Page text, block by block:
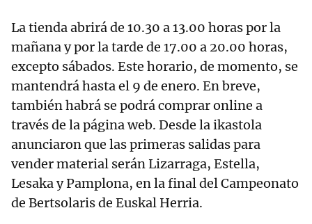
La tienda abrirá de 10.30 a 13.00 horas por la
mañana y por la tarde de 17.00 a 20.00 horas,
excepto sábados. Este horario, de momento, se
mantendrá hasta el 9 de enero. En breve,
también habrá se podrá comprar online a
través de la página web. Desde la ikastola
anunciaron que las primeras salidas para
vender material serán Lizarraga, Estella,
Lesaka y Pamplona, en la final del Campeonato
de Bertsolaris de Euskal Herria.